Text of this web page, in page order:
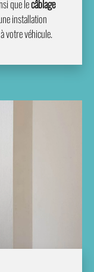
que lecâblage
installation
votre véhicule.